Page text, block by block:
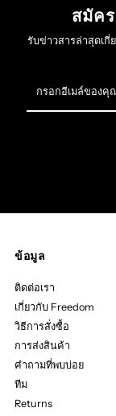
สมัค
รับข่าวสารล่าสุดเกี่
อีเมล์
ของ
ข้อมูล
ติดต่อเรา
เกี่ยวกับ Freedom
วิธีการสั่งซื้อ
การส่งสินค้า
คำถามที่พบบ่อย
ทีม
Returns